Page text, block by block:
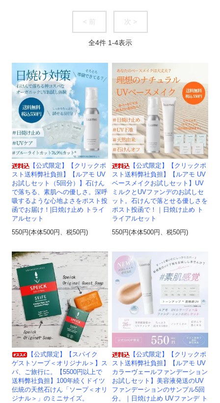
< 前 次 >
全4件 1-4表示
【公式限定】【クリックポ
スト送料弊社負担】【ルアモ UV
お試しセット（5回分）】石けん
で落ちる、素肌への優しさ。深呼
吸するような心地よさをポスト投
函でお届け！|日焼け止め トライ
アルセット
550円(本体500円、税50円)
【公式限定】【クリックポ
スト送料弊社負担】【ルアモ UV
ベースメイクお試しセット】UV
ミルクとUVファンデのお試しセ
ット。石けんで落とせる優しさを
ポスト投函で！｜日焼け止め ト
ライアルセット
550円(本体500円、税50円)
【公式限定】【スパイク
ゲストソープ＜オリジナル＞】ス
パ、ご旅行に。【5500円以上で
送料弊社負担】100年続くドイツ
伝統の天然石けん「ソープ＜オリ
ジナル＞」のミニサイズ。
【公式限定】【クリックポ
スト送料弊社負担】【ルアモ UV
カラーヴェールファンデーション
お試しセット】美容液発送のUV
ファンデーションのサンプル5回
分。｜日焼け止め UVファンデ ト